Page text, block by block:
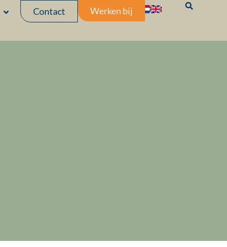
Contact Werken bij